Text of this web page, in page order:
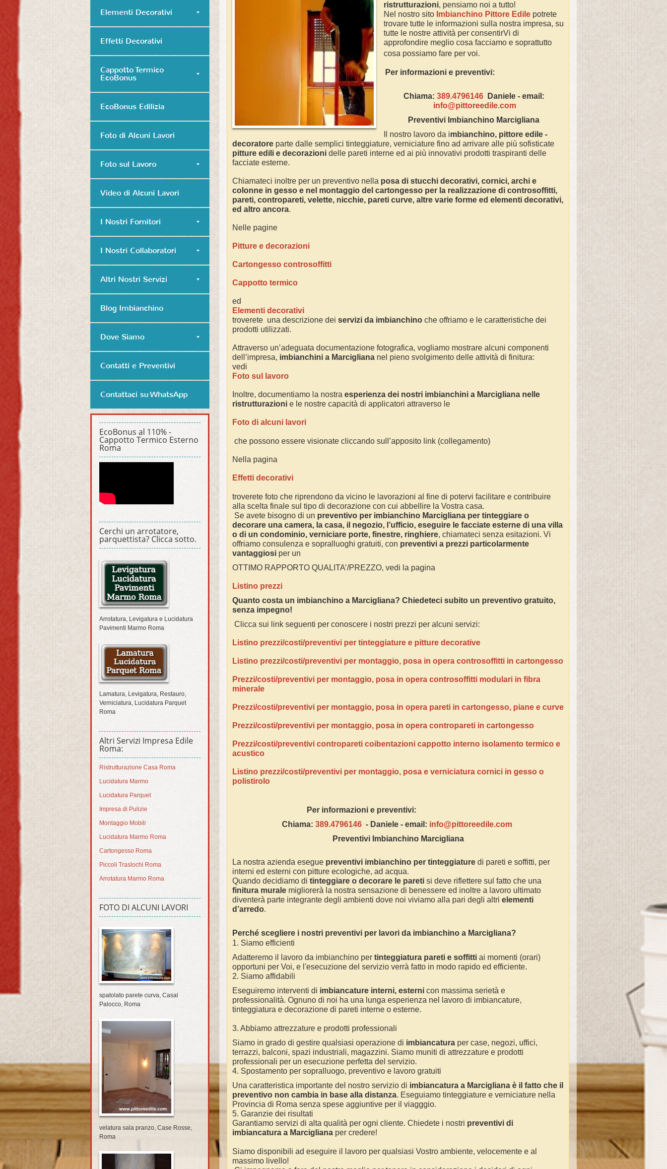
ristrutturazioni, pensiamo noi a tutto!
Nel nostro sito Imbianchino Pittore Edile potrete
trovare tutte le informazioni sulla nostra impresa, su
tutte le nostre attività per consentirVi di
approfondire meglio cosa facciamo e soprattutto
cosa possiamo fare per voi.
Per informazioni e preventivi:
Chiama: 389.4796146Daniele - email:
info@pittoreedile.com
Preventivi Imbianchino Marcigliana
Il nostro lavoro da imbianchino, pittore edile -
decoratore parte dalle semplici tinteggiature, verniciature fino ad arrivare alle più sofisticate
pitture edili e decorazioni delle pareti interne ed ai più innovativi prodotti traspiranti delle
facciate esterne.
Chiamateci inoltre per un preventivo nella posa di stucchi decorativi, cornici, archi e
colonne in gesso e nel montaggio del cartongesso per la realizzazione di controsoffitti,
pareti, contropareti, velette, nicchie, pareti curve, altre varie forme ed elementi decorativi,
ed altro ancora.
Nelle pagine
Pitture e decorazioni
Cartongesso controsoffitti
Cappotto termico
ed
Elementi decorativi
troverete una descrizione dei servizi da imbianchino che offriamo e le caratteristiche dei
prodotti utilizzati.
Attraverso un’adeguata documentazione fotografica, vogliamo mostrare alcuni componenti
dell’impresa, imbianchini a Marcigliana nel pieno svolgimento delle attività di finitura:
vedi
Foto sul lavoro
Inoltre, documentiamo la nostra esperienza dei nostri imbianchini a Marcigliana nelle
ristrutturazioni e le nostre capacità di applicatori attraverso le
Foto di alcuni lavori
che possono essere visionate cliccando sull’apposito link (collegamento)
Nella pagina
Effetti decorativi
troverete foto che riprendono da vicino le lavorazioni al fine di potervi facilitare e contribuire
alla scelta finale sul tipo di decorazione con cui abbellire la Vostra casa.
Se avete bisogno di un preventivo per imbianchino Marcigliana per tinteggiare o
decorare una camera, la casa, il negozio, l’ufficio, eseguire le facciate esterne di una villa
o di un condominio, verniciare porte, finestre, ringhiere, chiamateci senza esitazioni. Vi
offriamo consulenza e sopralluoghi gratuiti, con preventivi a prezzi particolarmente
vantaggiosi per un
OTTIMO RAPPORTO QUALITA’/PREZZO, vedi la pagina
Listino prezzi
Quanto costa un imbianchino a Marcigliana? Chiedeteci subito un preventivo gratuito,
senza impegno!
Clicca sui link seguenti per conoscere i nostri prezzi per alcuni servizi:
Listino prezzi/costi/preventivi per tinteggiature e pitture decorative
Listino prezzi/costi/preventivi per montaggio, posa in opera controsoffitti in cartongesso
Prezzi/costi/preventivi per montaggio, posa in opera controsoffitti modulari in fibra
minerale
Prezzi/costi/preventivi per montaggio, posa in opera pareti in cartongesso, piane e curve
Prezzi/costi/preventivi per montaggio, posa in opera contropareti in cartongesso
Prezzi/costi/preventivi contropareti coibentazioni cappotto interno isolamento termico e
acustico
Listino prezzi/costi/preventivi per montaggio, posa e verniciatura cornici in gesso o
polistirolo
Per informazioni e preventivi:
Chiama: 389.4796146 - Daniele - email: info@pittoreedile.com
Preventivi Imbianchino Marcigliana
La nostra azienda esegue preventivi imbianchino per tinteggiature di pareti e soffitti, per
interni ed esterni con pitture ecologiche, ad acqua.
Quando decidiamo di tinteggiare o decorare le pareti si deve riflettere sul fatto che una
finitura murale migliorerà la nostra sensazione di benessere ed inoltre a lavoro ultimato
diventerà parte integrante degli ambienti dove noi viviamo alla pari degli altri elementi
d’arredo.
Perché scegliere i nostri preventivi per lavori da imbianchino a Marcigliana?
1. Siamo efficienti
Adatteremo il lavoro da imbianchino per tinteggiatura pareti e soffitti ai momenti (orari)
opportuni per Voi, e l'esecuzione del servizio verrà fatto in modo rapido ed efficiente.
2. Siamo affidabili
Eseguiremo interventi di imbiancature interni, esterni con massima serietà e
professionalità. Ognuno di noi ha una lunga esperienza nel lavoro di imbiancature,
tinteggiatura e decorazione di pareti interne o esterne.
3. Abbiamo attrezzature e prodotti professionali
Siamo in grado di gestire qualsiasi operazione di imbiancatura per case, negozi, uffici,
terrazzi, balconi, spazi industriali, magazzini. Siamo muniti di attrezzature e prodotti
professionali per un esecuzione perfetta del servizio.
4. Spostamento per sopralluogo, preventivo e lavoro gratuiti
Una caratteristica importante del nostro servizio di imbiancatura a Marcigliana è il fatto che il
preventivo non cambia in base alla distanza. Eseguiamo tinteggiature e verniciature nella
Provincia di Roma senza spese aggiuntive per il viagggio.
5. Garanzie dei risultati
Garantiamo servizi di alta qualità per ogni cliente. Chiedete i nostri preventivi di
imbiancatura a Marcigliana per credere!
Siamo disponibili ad eseguire il lavoro per qualsiasi Vostro ambiente, velocemente e al
massimo livello!
Elementi Decorativi
Effetti Decorativi
Cappotto Termico
EcoBonus
EcoBonus Edilizia
Foto di Alcuni Lavori
Foto sul Lavoro
Video di Alcuni Lavori
I Nostri Fornitori
I Nostri Collaboratori
Altri Nostri Servizi
Blog Imbianchino
Dove Siamo
Contatti e Preventivi
Contattaci su WhatsApp
EcoBonus al 110% -
Cappotto Termico Esterno
Roma
Cerchi un arrotatore,
parquettista? Clicca sotto.
Arrotatura, Levigatura e Lucidatura
Pavimenti Marmo Roma
Lamatura, Levigatura, Restauro,
Verniciatura, Lucidatura Parquet
Roma
Altri Servizi Impresa Edile
Roma:
Ristrutturazione Casa Roma
Lucidatura Marmo
Lucidatura Parquet
Impresa di Pulizie
Montaggio Mobili
Lucidatura Marmo Roma
Cartongesso Roma
Piccoli Traslochi Roma
Arrotatura Marmo Roma
FOTO DI ALCUNI LAVORI
spatolato parete curva, Casal
Palocco, Roma
velatura sala pranzo, Case Rosse,
Roma